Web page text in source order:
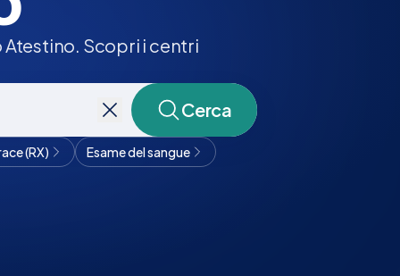
Scopri i centri
Cerca
(RX)
Esame del sangue